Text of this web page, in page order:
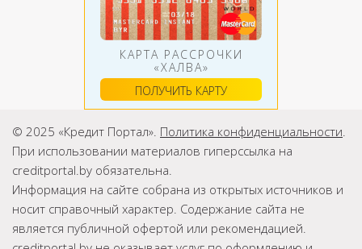
КАРТА РАССРОЧКИ
«ХАЛВА»
ПОЛУЧИТЬ КАРТУ
© 2025 «Кредит Портал». Политика конфиденциальности.
При использовании материалов гиперссылка на
creditportal.by обязательна.
Информация на сайте собрана из открытых источников и
носит справочный характер. Содержание сайта не
является публичной офертой или рекомендацией.